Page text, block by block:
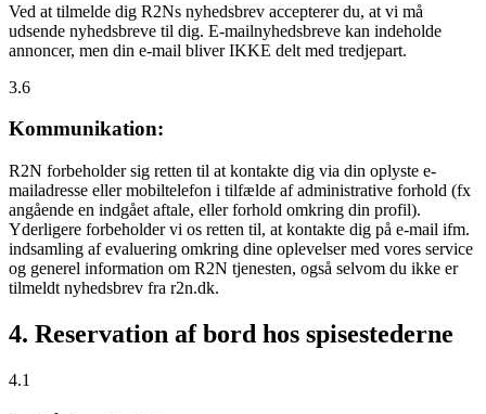
Ved at tilmelde dig R2Ns nyhedsbrev accepterer du, at vi må
udsende nyhedsbreve til dig. E-mailnyhedsbreve kan indeholde
annoncer, men din e-mail bliver IKKE delt med tredjepart.
3.6
Kommunikation:
R2N forbeholder sig retten til at kontakte dig via din oplyste e-
mailadresse eller mobiltelefon i tilfælde af administrative forhold (fx
angående en indgået aftale, eller forhold omkring din profil).
Yderligere forbeholder vi os retten til, at kontakte dig på e-mail ifm.
indsamling af evaluering omkring dine oplevelser med vores service
og generel information om R2N tjenesten, også selvom du ikke er
tilmeldt nyhedsbrev fra r2n.dk.
4. Reservation af bord hos spisestederne
4.1